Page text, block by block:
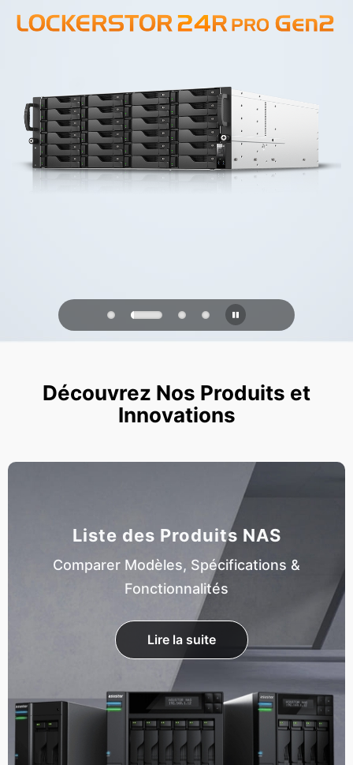
quantiques du futur
Découvrez Nos Produits et
Innovations
Liste des Produits NAS
Comparer Modèles, Spécifications &
Fonctionnalités
Lire la suite